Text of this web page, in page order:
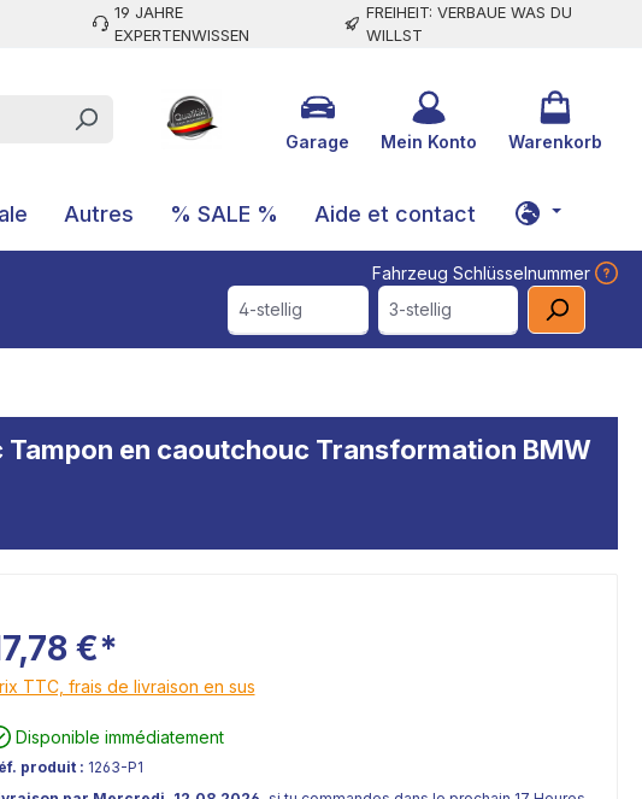
19 JAHRE
EXPERTENWISSEN
FREIHEIT: VERBAUE WAS DU
WILLST
Garage Mein Konto Warenkorb
Autres % SALE % Aide et contact
Fahrzeug Schlüsselnummer
4-stellig 3-stellig
en caoutchouc Transformation BMW
€*
TTC, frais de livraison en sus
Disponible immédiatement
produit : 1263-P1